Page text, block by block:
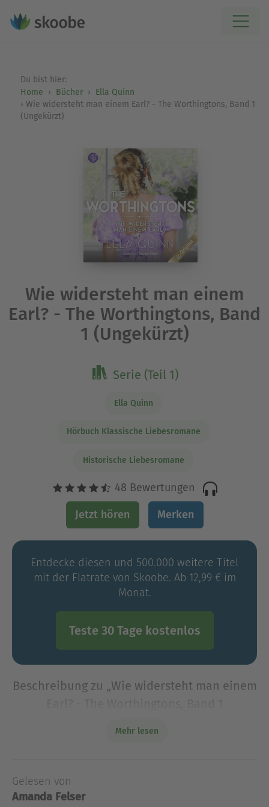
Du bist hier:
Home
Bücher
Ella Quinn
Wie widersteht man einem Earl? - The Worthingtons, Band 1
(Ungekürzt)
Wie widersteht man einem
Earl? - The Worthingtons, Band
1 (Ungekürzt)
Serie (Teil 1)
Ella Quinn
Hörbuch Klassische Liebesromane
Historische Liebesromane
48 Bewertungen
Jetzt hören Merken
Entdecke diesen und 500.000 weitere Titel
mit der Flatrate von Skoobe. Ab 12,99 € im
Monat.
Teste 30 Tage kostenlos
Beschreibung zu „Wie widersteht man einem
auf. Die Regency Romance-Reihe um die
aristokratische Familie Worthington beginnt. Für
Lady Grace Car
Mehr lesen
Gelesen von
Amanda Felser